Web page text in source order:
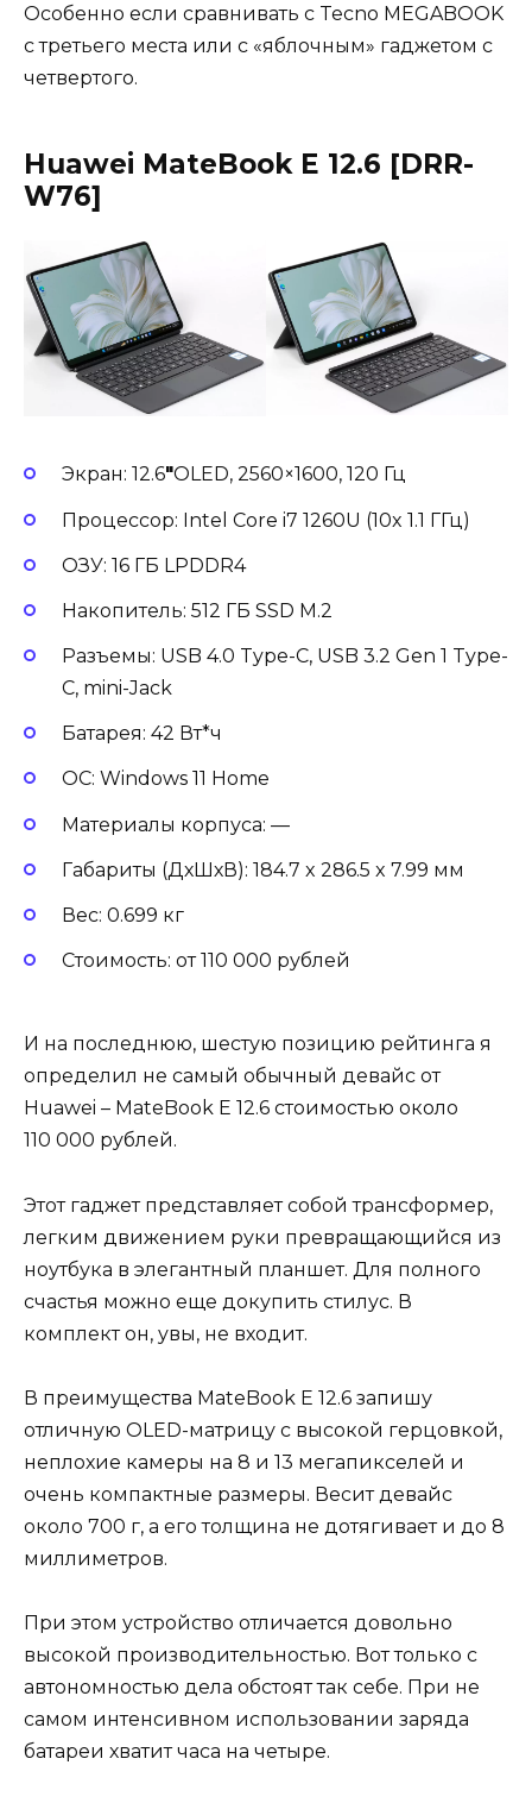
Особенно если сравнивать с Tecno MEGABOOK
с третьего места или с «яблочным» гаджетом с
четвертого.
Huawei MateBook E 12.6 [DRR-
W76]
Экран: 12.6″OLED, 2560×1600, 120 Гц
Процессор: Intel Core i7 1260U (10x 1.1 ГГц)
ОЗУ: 16 ГБ LPDDR4
Накопитель: 512 ГБ SSD M.2
Разъемы: USB 4.0 Type-C, USB 3.2 Gen 1 Type-
C, mini-Jack
Батарея: 42 Вт*ч
ОС: Windows 11 Home
Материалы корпуса: —
Габариты (ДхШхВ): 184.7 x 286.5 x 7.99 мм
Вес: 0.699 кг
Стоимость: от 110 000 рублей
И на последнюю, шестую позицию рейтинга я
определил не самый обычный девайс от
Huawei – MateBook E 12.6 стоимостью около
110 000 рублей.
Этот гаджет представляет собой трансформер,
легким движением руки превращающийся из
ноутбука в элегантный планшет. Для полного
счастья можно еще докупить стилус. В
комплект он, увы, не входит.
В преимущества MateBook E 12.6 запишу
отличную OLED-матрицу с высокой герцовкой,
неплохие камеры на 8 и 13 мегапикселей и
очень компактные размеры. Весит девайс
около 700 г, а его толщина не дотягивает и до 8
миллиметров.
При этом устройство отличается довольно
высокой производительностью. Вот только с
автономностью дела обстоят так себе. При не
самом интенсивном использовании заряда
батареи хватит часа на четыре.